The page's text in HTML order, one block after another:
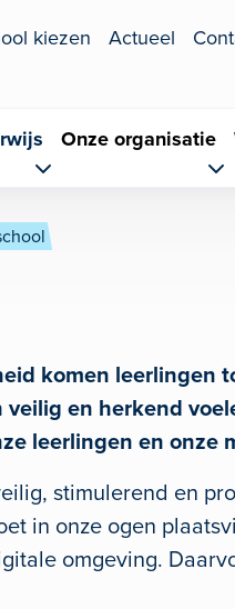
kiezen
Actueel
Onze organisatie
komen
en herkend
leerlingen en onze
stimulerend en
in onze ogen
omgeving.